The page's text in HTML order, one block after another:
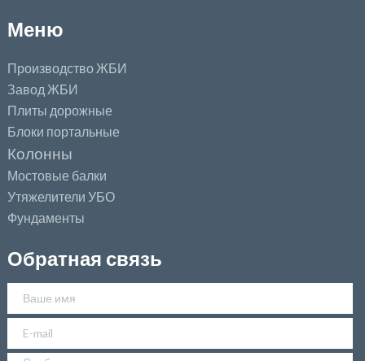
Меню
Производство ЖБИ
Завод ЖБИ
Плиты дорожные
Блоки портальные
Колонны
Мостовые балки
Утяжелители УБО
Фундаменты
Обратная связь